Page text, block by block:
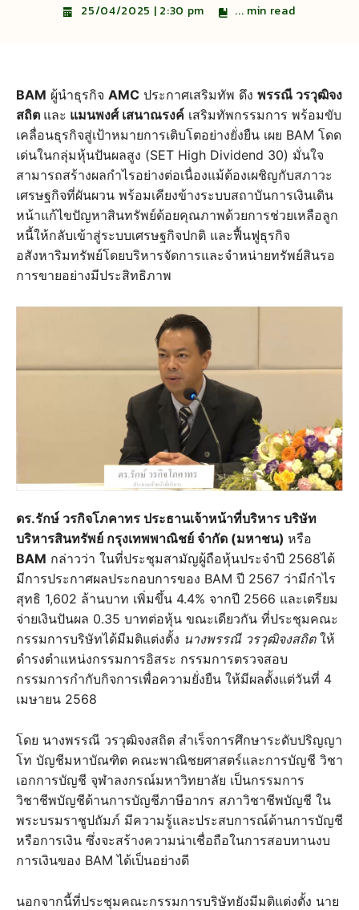
25/04/2025 | 2:30 pm ... min read
BAM ผู้นำธุรกิจ AMC ประกาศเสริมทัพ ดึง พรรณี วรวุฒิจง
สถิต และ แมนพงศ์ เสนาณรงค์ เสริมทัพกรรมการ พร้อมขับ
เคลื่อนธุรกิจสู่เป้าหมายการเติบโตอย่างยั่งยืน เผย BAM โดด
เด่นในกลุ่มหุ้นปันผลสูง (SET High Dividend 30) มั่นใจ
สามารถสร้างผลกำไรอย่างต่อเนื่องแม้ต้องเผชิญกับสภาวะ
เศรษฐกิจที่ผันผวน พร้อมเคียงข้างระบบสถาบันการเงินเดิน
หน้าแก้ไขปัญหาสินทรัพย์ด้อยคุณภาพด้วยการช่วยเหลือลูก
หนี้ให้กลับเข้าสู่ระบบเศรษฐกิจปกติ และฟื้นฟูธุรกิจ
อสังหาริมทรัพย์โดยบริหารจัดการและจำหน่ายทรัพย์สินรอ
การขายอย่างมีประสิทธิภาพ
ดร.รักษ์ วรกิจโภคาทร ประธานเจ้าหน้าที่บริหาร บริษัท
บริหารสินทรัพย์ กรุงเทพพาณิชย์ จำกัด (มหาชน) หรือ
BAM กล่าวว่า ในที่ประชุมสามัญผู้ถือหุ้นประจำปี 2568ได้
มีการประกาศผลประกอบการของ BAM ปี 2567 ว่ามีกำไร
สุทธิ 1,602 ล้านบาท เพิ่มขึ้น 4.4% จากปี 2566 และเตรียม
จ่ายเงินปันผล 0.35 บาทต่อหุ้น ขณะเดียวกัน ที่ประชุมคณะ
กรรมการบริษัทได้มีมติแต่งตั้ง นางพรรณี วรวุฒิจงสถิตให้
ดำรงตำแหน่งกรรมการอิสระ กรรมการตรวจสอบ
กรรมการกำกับกิจการเพื่อความยั่งยืน ให้มีผลตั้งแต่วันที่ 4
เมษายน 2568
โดย นางพรรณี วรวุฒิจงสถิต สำเร็จการศึกษาระดับปริญญา
โท บัญชีมหาบัณฑิต คณะพาณิชยศาสตร์และการบัญชี วิชา
เอกการบัญชี จุฬาลงกรณ์มหาวิทยาลัย เป็นกรรมการ
วิชาชีพบัญชีด้านการบัญชีภาษีอากร สภาวิชาชีพบัญชี ใน
พระบรมราชูปถัมภ์ มีความรู้และประสบการณ์ด้านการบัญชี
หรือการเงิน ซึ่งจะสร้างความน่าเชื่อถือในการสอบทานงบ
การเงินของ BAM ได้เป็นอย่างดี
นอกจากนี้ที่ประชุมคณะกรรมการบริษัทยังมีมติแต่งตั้ง นาย